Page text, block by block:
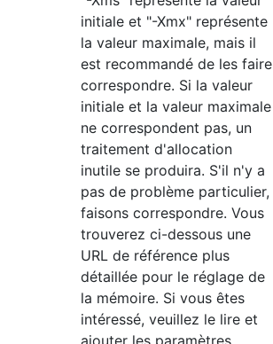
initiale et "-Xmx" représente
la valeur maximale, mais il
est recommandé de les faire
correspondre. Si la valeur
initiale et la valeur maximale
ne correspondent pas, un
traitement d'allocation
inutile se produira. S'il n'y a
pas de problème particulier,
faisons correspondre. Vous
trouverez ci-dessous une
URL de référence plus
détaillée pour le réglage de
la mémoire. Si vous êtes
intéressé, veuillez le lire et
ajouter les paramètres